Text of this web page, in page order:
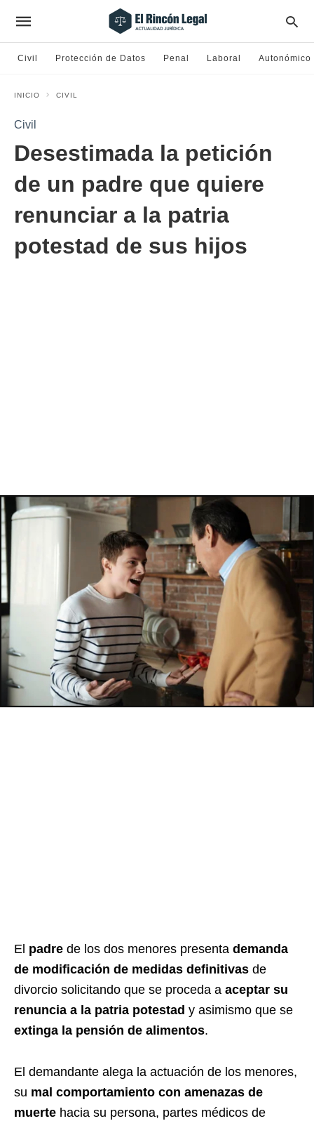
Civil Protección de Datos Penal Laboral Autonómico
INICIO CIVIL
Civil
Desestimada la petición
de un padre que quiere
renunciar a la patria
potestad de sus hijos
El padre de los dos menores presenta demanda
de modificación de medidas definitivas de
divorcio solicitando que se proceda a aceptar su
renuncia a la patria potestad y asimismo que se
extinga la pensión de alimentos.
El demandante alega la actuación de los menores,
su mal comportamiento con amenazas de
muerte hacia su persona, partes médicos de